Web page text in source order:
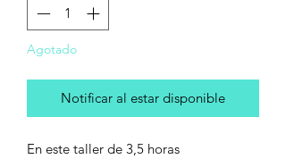
Agotado
Notificar al estar disponible
En este taller de 3,5 horas